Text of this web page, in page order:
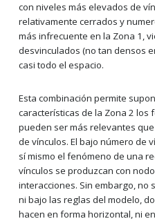
con niveles más elevados de
relativamente cerrados y
más infrecuente en la Zona 1,
desvinculados (no tan densos
casi todo el espacio.
Esta combinación permite
características de la Zona 2 los
pueden ser más relevantes
de vínculos. El bajo número de
sí mismo el fenómeno de una
vínculos se produzcan con
interacciones. Sin embargo, no
ni bajo las reglas del modelo,
hacen en forma horizontal, ni